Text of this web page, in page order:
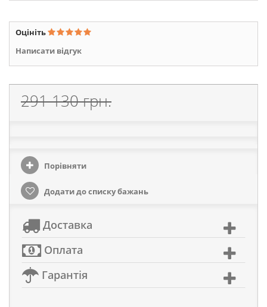
Оцініть
Написати відгук
291 130 грн.
Порівняти
Додати до списку бажань
Доставка
Оплата
Гарантія